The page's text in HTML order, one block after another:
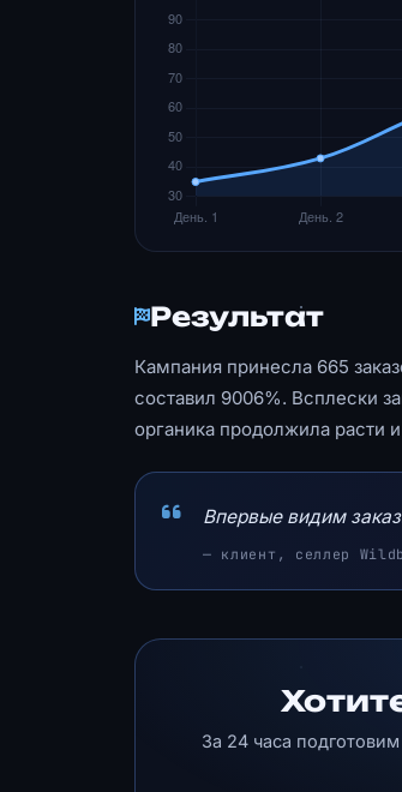
Результат
Кампания принесла 665
составил 9006%. Всплески
органика продолжила расти
Впервые видим
— клиент, селлер
За 24 часа